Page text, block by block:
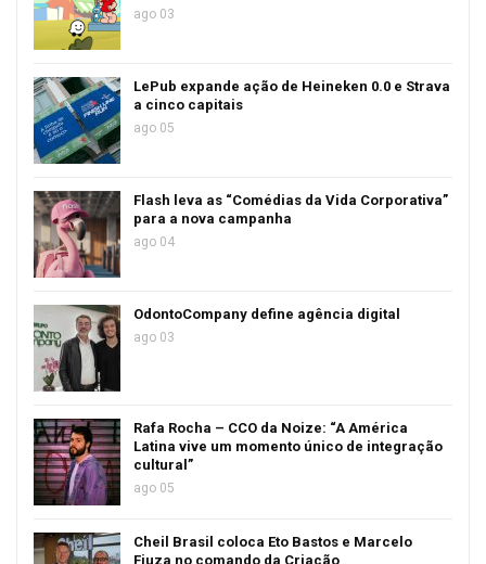
ago 03
LePub expande ação de Heineken 0.0 e Strava
a cinco capitais
ago 05
Flash leva as “Comédias da Vida Corporativa”
para a nova campanha
ago 04
OdontoCompany define agência digital
ago 03
Rafa Rocha – CCO da Noize: “A América
Latina vive um momento único de integração
cultural”
ago 05
Cheil Brasil coloca Eto Bastos e Marcelo
Fiuza no comando da Criação